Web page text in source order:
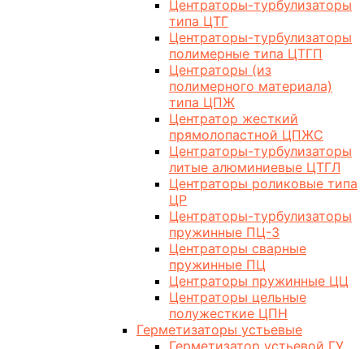
Центраторы-турбулизаторы
типа ЦТГ
Центраторы-турбулизаторы
полимерные типа ЦТГП
Центраторы (из
полимерного материала)
типа ЦПЖ
Центратор жесткий
прямолопастной ЦПЖС
Центраторы-турбулизаторы
литые алюминиевые ЦТГЛ
Центраторы роликовые типа
ЦР
Центраторы-турбулизаторы
пружинные ПЦ-3
Центраторы сварные
пружинные ПЦ
Центраторы пружинные ЦЦ
Центраторы цельные
полужесткие ЦПН
Герметизаторы устьевые